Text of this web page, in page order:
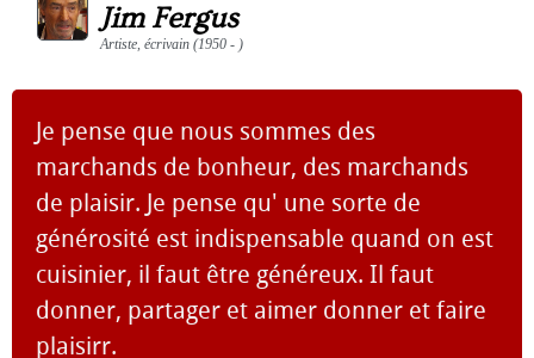
Jim Fergus
Artiste, écrivain (1950 - )
Je pense que nous sommes des
marchands de bonheur, des marchands
de plaisir. Je pense qu' une sorte de
générosité est indispensable quand on est
cuisinier, il faut être généreux. Il faut
donner, partager et aimer donner et faire
plaisirr.